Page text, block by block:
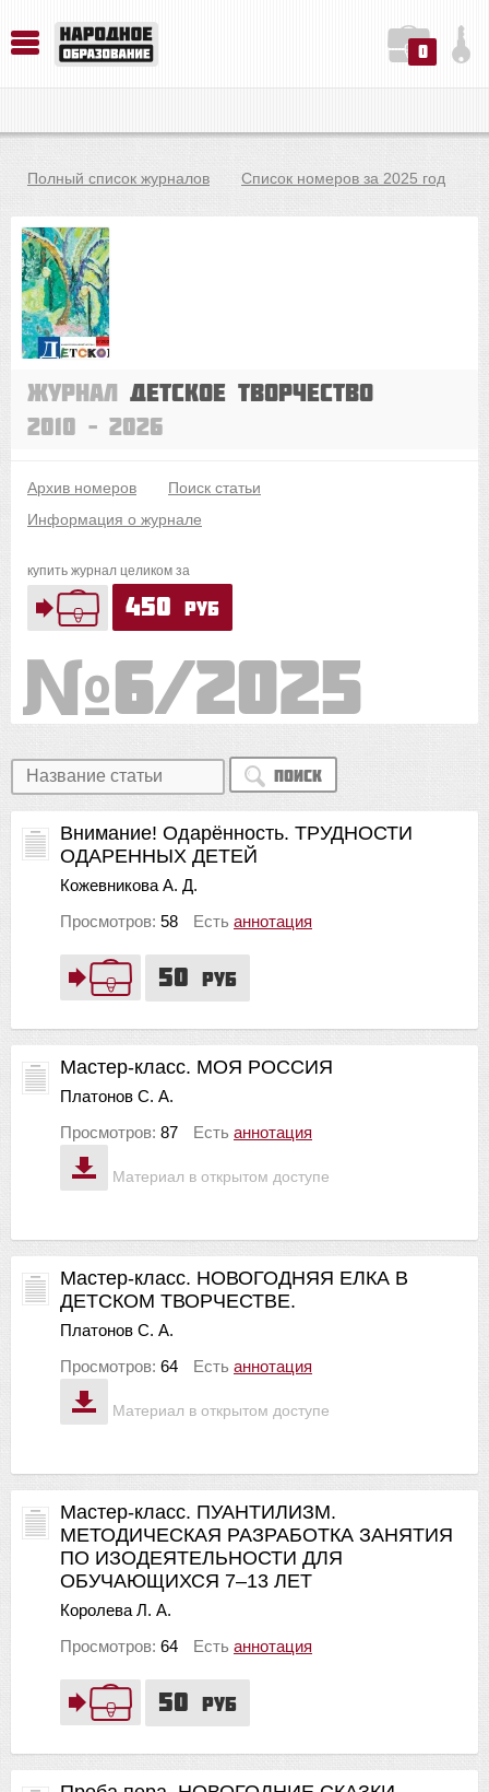
0
Полный список журналов Список номеров за 2025 год
Журнал Детское творчество
2010 – 2026
Архив номеров
Поиск статьи
Информация о журнале
купить журнал целиком за
450 руб
6/2025
Поиск
50 руб
Внимание! Одарённость. ТРУДНОСТИ
ОДАРЕННЫХ ДЕТЕЙ
Кожевникова А. Д.
Просмотров: 58 Есть аннотация
Материал в открытом доступе
Мастер-класс. МОЯ РОССИЯ
Платонов С. А.
Просмотров: 87 Есть аннотация
Материал в открытом доступе
Мастер-класс. НОВОГОДНЯЯ ЕЛКА В
ДЕТСКОМ ТВОРЧЕСТВЕ.
Платонов С. А.
Просмотров: 64 Есть аннотация
50 руб
Мастер-класс. ПУАНТИЛИЗМ.
МЕТОДИЧЕСКАЯ РАЗРАБОТКА ЗАНЯТИЯ
ПО ИЗОДЕЯТЕЛЬНОСТИ ДЛЯ
ОБУЧАЮЩИХСЯ 7–13 ЛЕТ
Королева Л. А.
Просмотров: 64 Есть аннотация